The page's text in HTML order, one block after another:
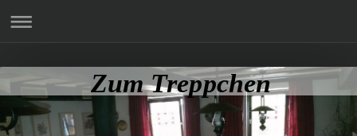
Zum Treppchen